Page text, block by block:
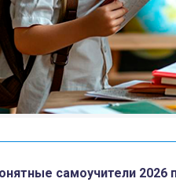
самоучители 2026